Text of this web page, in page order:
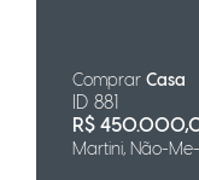
Comprar Casa
ID 881
R$
Martini, Não-